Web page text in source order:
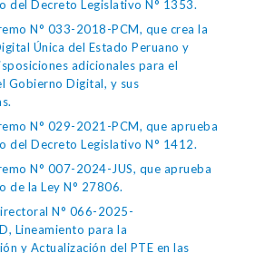
del Decreto Legislativo N° 1353.
N° 033-2018-PCM, que crea la
Única del Estado Peruano y
adicionales para el
Gobierno Digital, y sus
N° 029-2021-PCM, que aprueba
del Decreto Legislativo N° 1412.
N° 007-2024-JUS, que aprueba
de la Ley N° 27806.
N° 066-2025-
Lineamiento para la
y Actualización del PTE en las